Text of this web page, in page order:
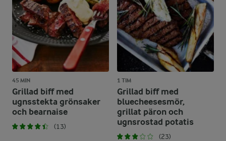
45 MIN
Grillad biff med
ugnsstekta grönsaker
och bearnaise
(13)
1 TIM
Grillad biff med
bluecheesesmör,
grillat päron och
ugnsrostad potatis
(23)